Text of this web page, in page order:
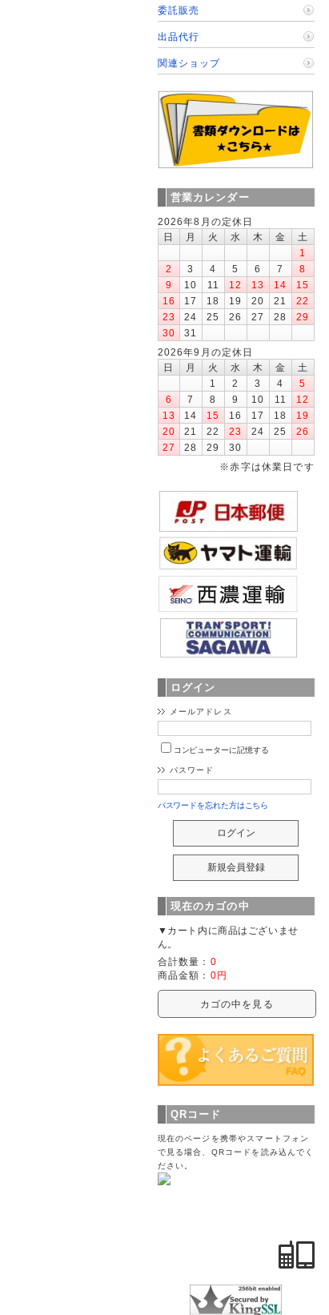
委託販売
出品代行
関連ショップ
営業カレンダー
2026年8月の定休日
日
月 火 水 木 金
土
1
2
3 4 5 6 7
8
9
10 11 12 13 14
15
16
17 18 19 20 21
22
23
24 25 26 27 28
29
30
31
2026年9月の定休日
日
月 火 水 木 金
土
1
2 3 4
5
6
7 8 9 10 11
12
13
14 15 16 17 18
19
20
21 22 23 24 25
26
27
28 29
30
※赤字は休業日です
ログイン
メールアドレス
コンピューターに記憶する
パスワード
パスワードを忘れた方はこちら
現在のカゴの中
▼カート内に商品はございませ
ん。
合計数量： 0
商品金額： 0円
カゴの中を見る
QRコード
現在のページを携帯やスマートフォン
で見る場合、QRコードを読み込んでく
ださい。